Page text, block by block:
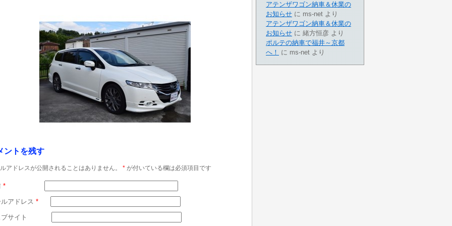
アテンザワゴン納車＆休業の
お知らせ に ms-net より
アテンザワゴン納車＆休業の
お知らせ に 緒方恒彦 より
ポルテの納車で福井～京都
へ！
に ms-net より
ントを残す
アドレスが公開されることはありません。 *が付いている欄は必須項目です
*
ルアドレス *
サイト